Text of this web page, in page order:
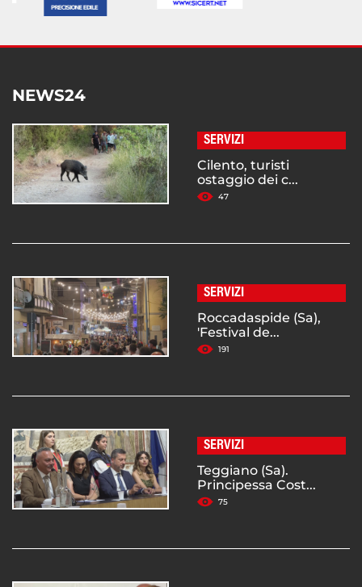
NEWS24
SERVIZI
Cilento, turisti
ostaggio dei c...
47
SERVIZI
Roccadaspide (Sa),
'Festival de...
191
SERVIZI
Teggiano (Sa).
Principessa Cost...
75